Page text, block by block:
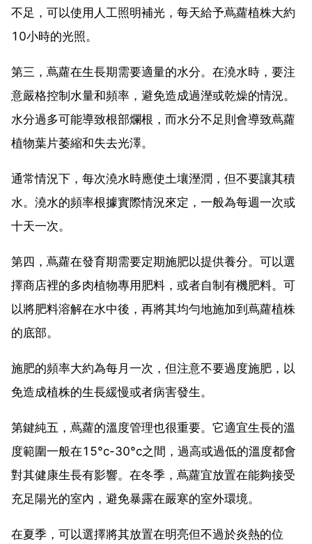
不足，可以使用人工照明補光，每天給予蔦蘿植株大約
10小時的光照。
第三，蔦蘿在生長期需要適量的水分。在澆水時，要注
意嚴格控制水量和頻率，避免造成過溼或乾燥的情況。
水分過多可能導致根部爛根，而水分不足則會導致蔦蘿
植物葉片萎縮和失去光澤。
通常情況下，每次澆水時應使土壤溼潤，但不要讓其積
水。澆水的頻率根據實際情況來定，一般為每週一次或
十天一次。
第四，蔦蘿在發育期需要定期施肥以提供養分。可以選
擇商店裡的多肉植物專用肥料，或者自制有機肥料。可
以將肥料溶解在水中後，再將其均勻地施加到蔦蘿植株
的底部。
施肥的頻率大約為每月一次，但注意不要過度施肥，以
免造成植株的生長緩慢或者病害發生。
第鍵純五，蔦蘿的溫度管理也很重要。它適宜生長的溫
度範圍一般在15°c-30°c之間，過高或過低的溫度都會
對其健康生長有影響。在冬季，蔦蘿宜放置在能夠接受
充足陽光的室內，避免暴露在嚴寒的室外環境。
在夏季，可以選擇將其放置在明亮但不過於炎熱的位